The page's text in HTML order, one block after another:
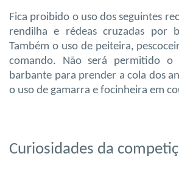
Fica proibido o uso dos seguintes
rendilha e rédeas cruzadas por
Também o uso de peiteira,
comando. Não será permitido
barbante para prender a cola dos
o uso de gamarra e focinheira em
Curiosidades da